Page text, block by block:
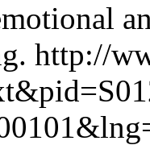
http://